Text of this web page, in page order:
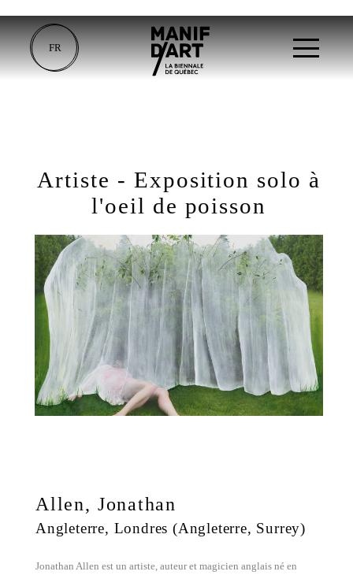
FR
Artiste - Exposition solo à
l'oeil de poisson
Allen, Jonathan
Angleterre, Londres (Angleterre, Surrey)
Jonathan Allen est un artiste, auteur et magicien anglais né en